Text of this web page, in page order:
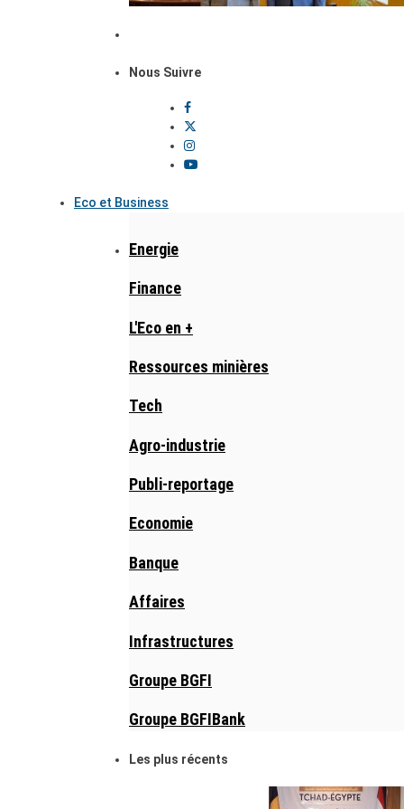
Nous Suivre
Eco et Business
Energie
Finance
L'Eco en +
Ressources minières
Tech
Agro-industrie
Publi-reportage
Economie
Banque
Affaires
Infrastructures
Groupe BGFI
Groupe BGFIBank
Les plus récents